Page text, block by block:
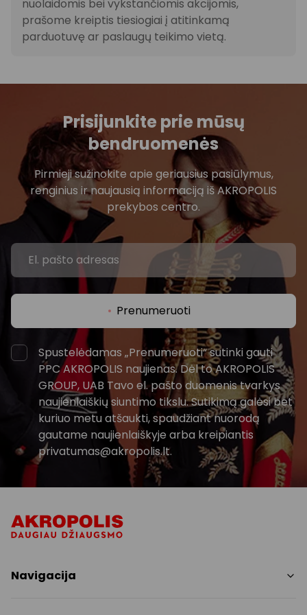
nuolaidomis bei vykstančiomis akcijomis,
prašome kreiptis tiesiogiai į atitinkamą
parduotuvę ar paslaugų teikimo vietą.
Prisijunkite prie mūsų
bendruomenės
Pirmieji sužinokite apie geriausius pasiūlymus,
renginius ir naujausią informaciją iš AKROPOLIS
prekybos centro.
Prenumeruoti
Spustelėdamas „Prenumeruoti“ sutinki gauti
PPC AKROPOLIS naujienas. Dėl to AKROPOLIS
GROUP, UAB Tavo el. pašto duomenis tvarkys
naujienlaiškių siuntimo tikslu. Sutikimą galėsi bet
kuriuo metu atšaukti, spaudžiant nuorodą
gautame naujienlaiškyje arba kreipiantis
privatumas@akropolis.lt.
Navigacija